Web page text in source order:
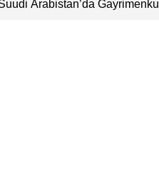
Arabistan’da Gayrimenkul